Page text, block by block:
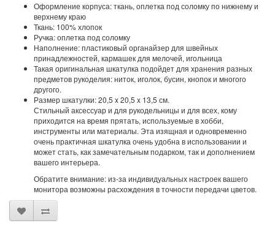
Оформление корпуса: ткань, оплетка под соломку по нижнему и
верхнему краю
Ткань: 100% хлопок
Ручка: оплетка под соломку
Наполнение: пластиковый органайзер для швейных
принадлежностей, кармашек для мелочей, игольница
Такая оригинальная шкатулка подойдет для хранения разных
предметов рукоделия: ниток, иголок, бусин, кнопок и многого
другого.
Размер шкатулки: 20,5 x 20,5 x 13,5 см.
Стильный аксессуар и для рукодельницы и для всех, кому
приходится на время прятать, используемые в хобби,
инструменты или материалы. Эта изящная и одновременно
очень практичная шкатулка очень удобна в использовании и
может стать, как замечательным подарком, так и дополнением
вашего интерьера.
Обратите внимание: из-за индивидуальных настроек вашего
монитора возможны расхождения в точности передачи цветов.